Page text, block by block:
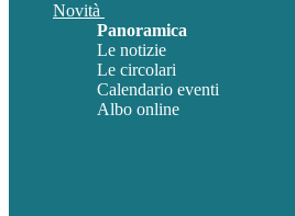
Novità
Panoramica
Le notizie
Le circolari
Calendario eventi
Albo online